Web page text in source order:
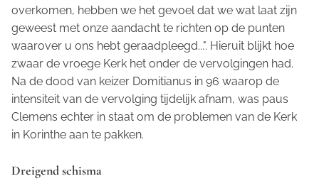
overkomen, hebben we het gevoel dat we wat laat zijn
geweest met onze aandacht te richten op de punten
waarover u ons hebt geraadpleegd...". Hieruit blijkt hoe
zwaar de vroege Kerk het onder de vervolgingen had.
Na de dood van keizer Domitianus in 96 waarop de
intensiteit van de vervolging tijdelijk afnam, was paus
Clemens echter in staat om de problemen van de Kerk
in Korinthe aan te pakken.
Dreigend schisma